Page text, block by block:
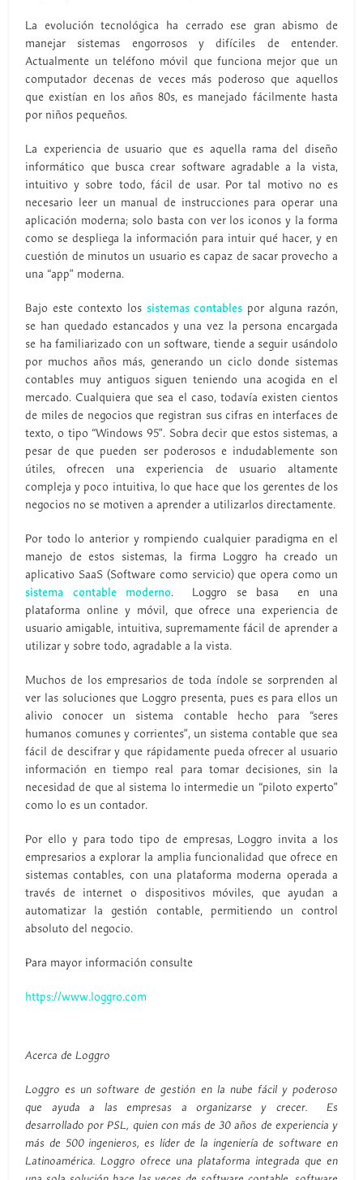
La evolución tecnológica ha cerrado ese gran abismo de
manejar sistemas engorrosos y difíciles de entender.
Actualmente un teléfono móvil que funciona mejor que un
computador decenas de veces más poderoso que aquellos
que existían en los años 80s, es manejado fácilmente hasta
por niños pequeños.
La experiencia de usuario que es aquella rama del diseño
informático que busca crear software agradable a la vista,
intuitivo y sobre todo, fácil de usar. Por tal motivo no es
necesario leer un manual de instrucciones para operar una
aplicación moderna; solo basta con ver los iconos y la forma
como se despliega la información para intuir qué hacer, y en
cuestión de minutos un usuario es capaz de sacar provecho a
una “app” moderna.
Bajo este contexto los sistemas contables por alguna razón,
se han quedado estancados y una vez la persona encargada
se ha familiarizado con un software, tiende a seguir usándolo
por muchos años más, generando un ciclo donde sistemas
contables muy antiguos siguen teniendo una acogida en el
mercado. Cualquiera que sea el caso, todavía existen cientos
de miles de negocios que registran sus cifras en interfaces de
texto, o tipo “Windows 95”. Sobra decir que estos sistemas, a
pesar de que pueden ser poderosos e indudablemente son
útiles, ofrecen una experiencia de usuario altamente
compleja y poco intuitiva, lo que hace que los gerentes de los
negocios no se motiven a aprender a utilizarlos directamente.
Por todo lo anterior y rompiendo cualquier paradigma en el
manejo de estos sistemas, la firma Loggro ha creado un
aplicativo SaaS (Software como servicio) que opera como un
sistema contable moderno. Loggro se basa en una
plataforma online y móvil, que ofrece una experiencia de
usuario amigable, intuitiva, supremamente fácil de aprender a
utilizar y sobre todo, agradable a la vista.
Muchos de los empresarios de toda índole se sorprenden al
ver las soluciones que Loggro presenta, pues es para ellos un
alivio conocer un sistema contable hecho para “seres
humanos comunes y corrientes”, un sistema contable que sea
fácil de descifrar y que rápidamente pueda ofrecer al usuario
información en tiempo real para tomar decisiones, sin la
necesidad de que al sistema lo intermedie un “piloto experto”
como lo es un contador.
Por ello y para todo tipo de empresas, Loggro invita a los
empresarios a explorar la amplia funcionalidad que ofrece en
sistemas contables, con una plataforma moderna operada a
través de internet o dispositivos móviles, que ayudan a
automatizar la gestión contable, permitiendo un control
absoluto del negocio.
Para mayor información consulte
https://www.loggro.com
Acerca de Loggro
Loggro es un software de gestión en la nube fácil y poderoso
que ayuda a las empresas a organizarse y crecer. Es
desarrollado por PSL, quien con más de 30 años de experiencia y
más de 500 ingenieros, es líder de la ingeniería de software en
Latinoamérica. Loggro ofrece una plataforma integrada que en